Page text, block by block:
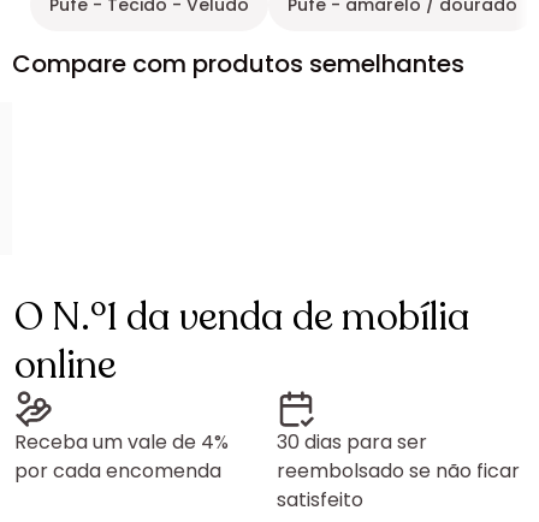
Pufe - Tecido - Veludo Pufe - amarelo / dourado
Compare com produtos semelhantes
O N.º1 da venda de mobília
online
Receba um vale de 4%
por cada encomenda
30 dias para ser
reembolsado se não ficar
satisfeito